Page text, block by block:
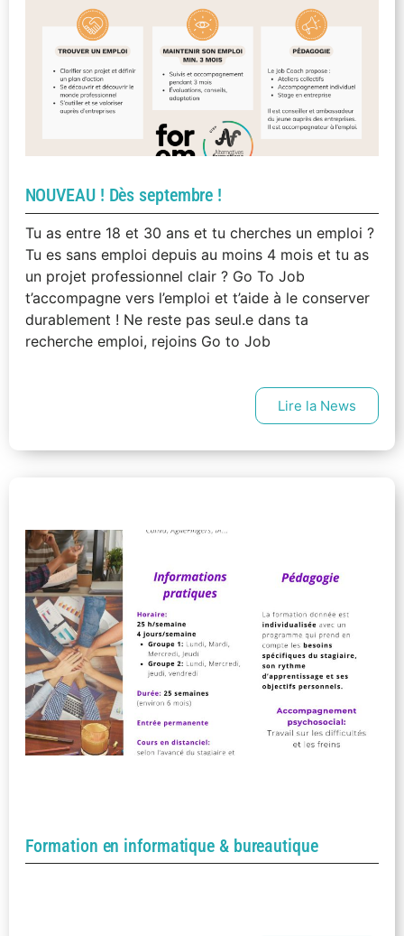
NOUVEAU ! Dès septembre !
Tu as entre 18 et 30 ans et tu cherches un emploi ?
Tu es sans emploi depuis au moins 4 mois et tu as
un projet professionnel clair ? Go To Job
t’accompagne vers l’emploi et t’aide à le conserver
durablement ! Ne reste pas seul.e dans ta
recherche emploi, rejoins Go to Job
Lire la News
Formation en informatique & bureautique